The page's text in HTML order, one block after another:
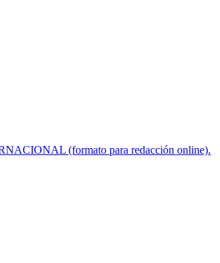
(formato para redacción online).